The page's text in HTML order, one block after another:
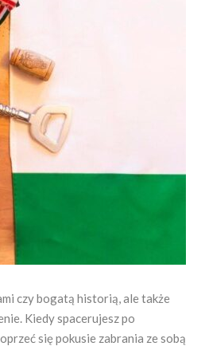
czy bogatą historią, ale także
Kiedy spacerujesz po
się pokusie zabrania ze sobą